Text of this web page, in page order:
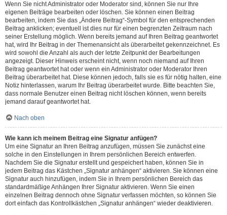
Wenn Sie nicht Administrator oder Moderator sind, können Sie nur Ihre
eigenen Beiträge bearbeiten oder löschen. Sie können einen Beitrag
bearbeiten, indem Sie das „Ändere Beitrag“-Symbol für den entsprechenden
Beitrag anklicken; eventuell ist dies nur für einen begrenzten Zeitraum nach
seiner Erstellung möglich. Wenn bereits jemand auf Ihren Beitrag geantwortet
hat, wird Ihr Beitrag in der Themenansicht als überarbeitet gekennzeichnet. Es
wird sowohl die Anzahl als auch der letzte Zeitpunkt der Bearbeitungen
angezeigt. Dieser Hinweis erscheint nicht, wenn noch niemand auf Ihren
Beitrag geantwortet hat oder wenn ein Administrator oder Moderator Ihren
Beitrag überarbeitet hat. Diese können jedoch, falls sie es für nötig halten, eine
Notiz hinterlassen, warum Ihr Beitrag überarbeitet wurde. Bitte beachten Sie,
dass normale Benutzer einen Beitrag nicht löschen können, wenn bereits
jemand darauf geantwortet hat.
Nach oben
Wie kann ich meinem Beitrag eine Signatur anfügen?
Um eine Signatur an Ihren Beitrag anzufügen, müssen Sie zunächst eine
solche in den Einstellungen in Ihrem persönlichen Bereich entwerfen.
Nachdem Sie die Signatur erstellt und gespeichert haben, können Sie in
jedem Beitrag das Kästchen „Signatur anhängen“ aktivieren. Sie können eine
Signatur auch hinzufügen, indem Sie in Ihrem persönlichen Bereich das
standardmäßige Anhängen Ihrer Signatur aktivieren. Wenn Sie einen
einzelnen Beitrag dennoch ohne Signatur verfassen möchten, so können Sie
dort einfach das Kontrollkästchen „Signatur anhängen“ wieder deaktivieren.